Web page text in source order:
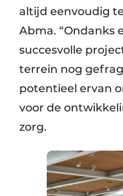
altijd eenvoudig
Abma. “Ondanks
succesvolle
terrein nog
potentieel ervan
voor de
zorg.